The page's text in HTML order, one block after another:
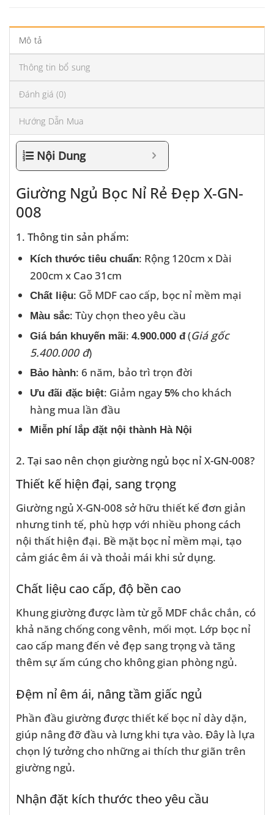
Mô tả
Thông tin bổ sung
Đánh giá (0)
Hướng Dẫn Mua
Nội Dung
Giường Ngủ Bọc Nỉ Rẻ Đẹp X-GN-
008
1. Thông tin sản phẩm:
Kích thước tiêu chuẩn: Rộng 120cm x Dài
200cm x Cao 31cm
Chất liệu: Gỗ MDF cao cấp, bọc nỉ mềm mại
Màu sắc: Tùy chọn theo yêu cầu
Giá bán khuyến mãi: 4.900.000 đ(Giá gốc
5.400.000 đ)
Bảo hành: 6 năm, bảo trì trọn đời
Ưu đãi đặc biệt: Giảm ngay 5%cho khách
hàng mua lần đầu
Miễn phí lắp đặt nội thành Hà Nội
2. Tại sao nên chọn giường ngủ bọc nỉ X-GN-008?
Thiết kế hiện đại, sang trọng
Giường ngủ X-GN-008 sở hữu thiết kế đơn giản
nhưng tinh tế, phù hợp với nhiều phong cách
nội thất hiện đại. Bề mặt bọc nỉ mềm mại, tạo
cảm giác êm ái và thoải mái khi sử dụng.
Chất liệu cao cấp, độ bền cao
Khung giường được làm từ gỗ MDF chắc chắn, có
khả năng chống cong vênh, mối mọt. Lớp bọc nỉ
cao cấp mang đến vẻ đẹp sang trọng và tăng
thêm sự ấm cúng cho không gian phòng ngủ.
Đệm nỉ êm ái, nâng tầm giấc ngủ
Phần đầu giường được thiết kế bọc nỉ dày dặn,
giúp nâng đỡ đầu và lưng khi tựa vào. Đây là lựa
chọn lý tưởng cho những ai thích thư giãn trên
giường ngủ.
Nhận đặt kích thước theo yêu cầu